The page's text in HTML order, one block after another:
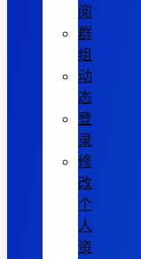
阅
群
组
动
态
登
录
修
改
个
人
资